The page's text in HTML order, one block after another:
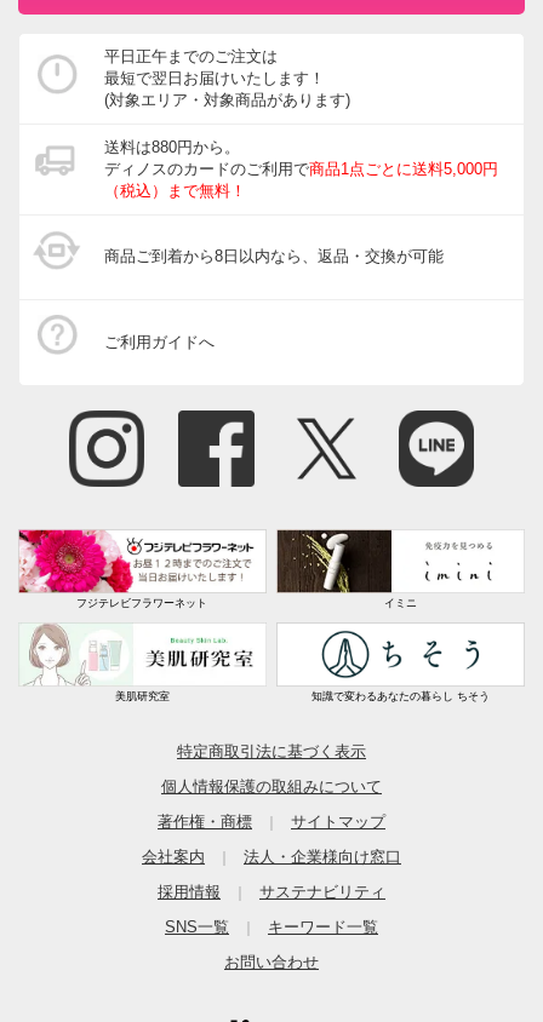
平日正午までのご注文は
最短で翌日お届けいたします！
(対象エリア・対象商品があります)
送料は880円から。
ディノスのカードのご利用で商品1点ごとに送料5,000円
（税込）まで無料！
商品ご到着から8日以内なら、返品・交換が可能
ご利用ガイドへ
フジテレビフラワーネット イミニ
美肌研究室 知識で変わるあなたの暮らし ちそう
特定商取引法に基づく表示
個人情報保護の取組みについて
著作権・商標
｜
サイトマップ
会社案内
｜
法人・企業様向け窓口
採用情報
｜
サステナビリティ
SNS一覧
｜
キーワード一覧
お問い合わせ